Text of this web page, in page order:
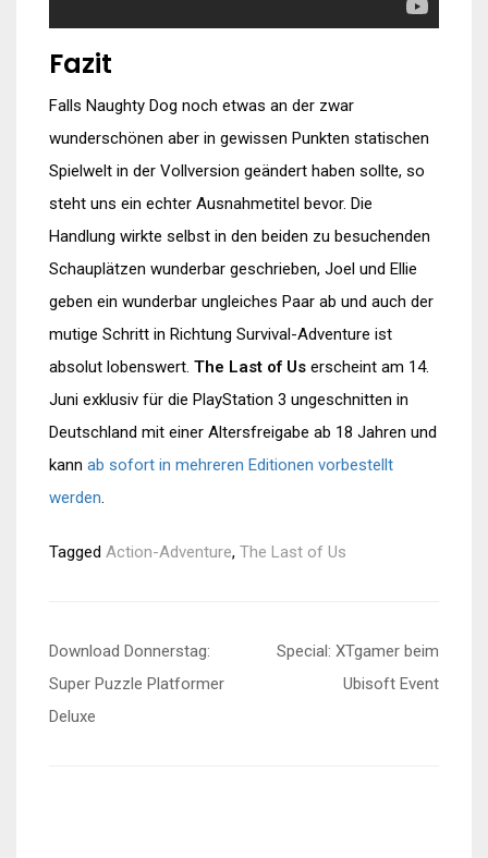
Fazit
Falls Naughty Dog noch etwas an der zwar
wunderschönen aber in gewissen Punkten statischen
Spielwelt in der Vollversion geändert haben sollte, so
steht uns ein echter Ausnahmetitel bevor. Die
Handlung wirkte selbst in den beiden zu besuchenden
Schauplätzen wunderbar geschrieben, Joel und Ellie
geben ein wunderbar ungleiches Paar ab und auch der
mutige Schritt in Richtung Survival-Adventure ist
absolut lobenswert. The Last of Us erscheint am 14.
Juni exklusiv für die PlayStation 3 ungeschnitten in
Deutschland mit einer Altersfreigabe ab 18 Jahren und
kann ab sofort in mehreren Editionen vorbestellt
werden.
Tagged Action-Adventure, The Last of Us
Beitragsnavigation
Download Donnerstag:
Super Puzzle Platformer
Deluxe
Special: XTgamer beim
Ubisoft Event